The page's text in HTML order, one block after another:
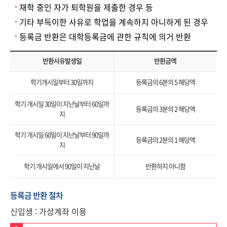
재학 중인 자가 퇴학원을 제출한 경우 등
기타 부득이한 사유로 학업을 계속하지 아니하게 된 경우
등록금 반환은 대학등록금에 관한 규칙에 의거 반환
반환사유발생일 반환금액
학기개시일부터 30일까지 등록금의 6분의 5 해당액
학기 개시일 30일이 지난날부터 60일까
지
등록금의 3분의 2 해당액
학기 개시일 60일이 지난날부터 90일까
지
등록금의 2분의 1 해당액
학기 개시일에서 90일이 지난날 반환하지 아니함
등록금 반환 절차
신입생 : 가상계좌 이용